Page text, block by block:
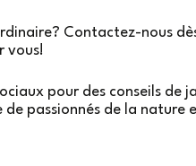
Contactez-nous
vous!
pour des conseils de
passionnés de la